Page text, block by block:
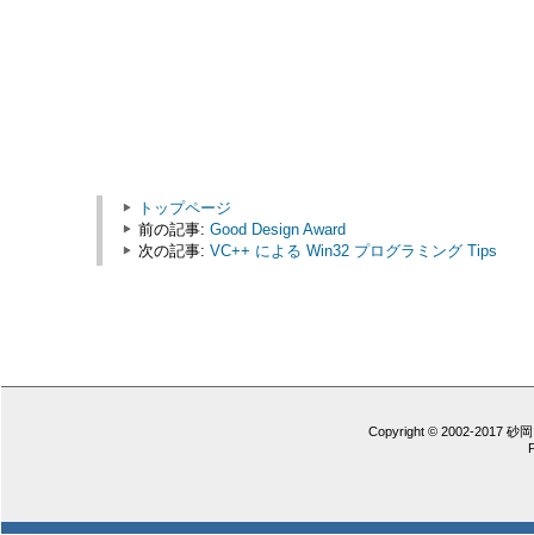
トップページ
前の記事: Good Design Award
次の記事: VC++ による Win32 プログラミング Tips
Copyright © 2002-2017 砂